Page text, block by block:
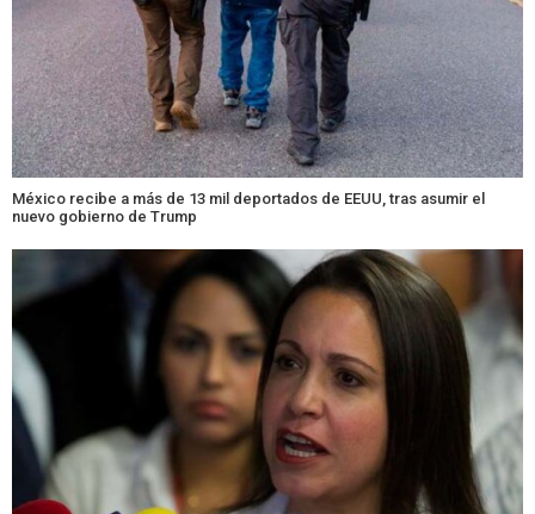
México recibe a más de 13 mil deportados de EEUU, tras asumir el
nuevo gobierno de Trump